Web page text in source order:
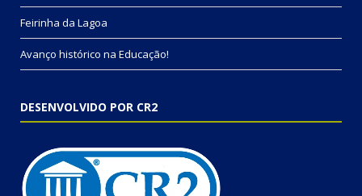
Feirinha da Lagoa
Avanço histórico na Educação!
DESENVOLVIDO POR CR2